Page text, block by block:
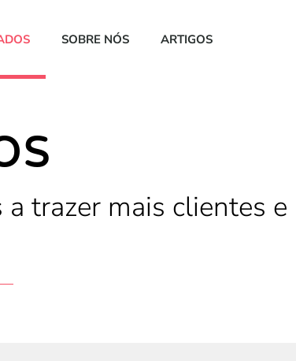
SOBRE NÓS ARTIGOS
trazer mais clientes e